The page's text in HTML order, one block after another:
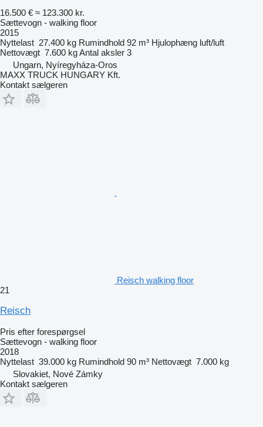
16.500 € ≈ 123.300 kr.
Sættevogn - walking floor
2015
Nyttelast 27.400 kg Rumindhold 92 m³ Hjulophæng luft/luft
Nettovægt 7.600 kgAntal aksler 3
Ungarn, Nyíregyháza-Oros
MAXX TRUCK HUNGARY Kft.
Kontakt sælgeren
Reisch walking floor
21
Reisch
Pris efter forespørgsel
Sættevogn - walking floor
2018
Nyttelast 39.000 kg Rumindhold 90 m³ Nettovægt 7.000 kg
Slovakiet, Nové Zámky
Kontakt sælgeren